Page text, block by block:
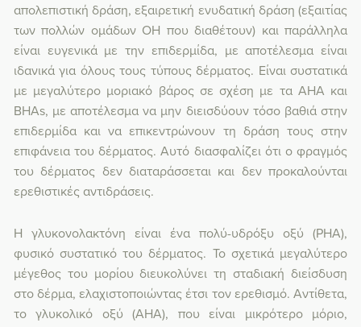
απολεπιστική δράση, εξαιρετική ενυδατική δράση (εξαιτίας
των πολλών ομάδων ΟΗ που διαθέτουν) και παράλληλα
είναι ευγενικά με την επιδερμίδα, με αποτέλεσμα είναι
ιδανικά για όλους τους τύπους δέρματος. Είναι συστατικά
με μεγαλύτερο μοριακό βάρος σε σχέση με τα AHA και
BHAs, με αποτέλεσμα να μην διεισδύουν τόσο βαθιά στην
επιδερμίδα και να επικεντρώνουν τη δράση τους στην
επιφάνεια του δέρματος. Αυτό διασφαλίζει ότι ο φραγμός
του δέρματος δεν διαταράσσεται και δεν προκαλούνται
ερεθιστικές αντιδράσεις.
Η γλυκονολακτόνη είναι ένα πολύ-υδρόξυ οξύ (PHA),
φυσικό συστατικό του δέρματος. Το σχετικά μεγαλύτερο
μέγεθος του μορίου διευκολύνει τη σταδιακή διείσδυση
στο δέρμα, ελαχιστοποιώντας έτσι τον ερεθισμό. Αντίθετα,
το γλυκολικό οξύ (AHA), που είναι μικρότερο μόριο,